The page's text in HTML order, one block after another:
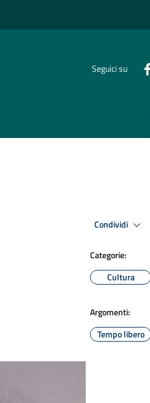
Seguici su
Condividi
Categorie:
Cultura
Argomenti:
Tempo libero